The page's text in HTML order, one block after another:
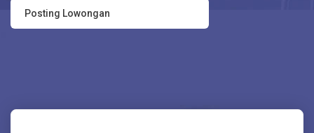
Paket Layanan
Posting Lowongan